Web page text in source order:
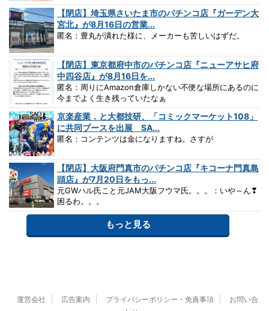
【閉店】埼玉県さいたま市のパチンコ店『ガーデン大
宮北』が8月16日の営業...
匿名：豊丸が潰れた様に、メーカーも苦しいはずだ。
【閉店】東京都府中市のパチンコ店『ニューアサヒ府
中四谷店』が8月16日を...
匿名：周りにAmazon倉庫しかない不便な場所にあるのに
今までよく生き残っていたなぁ
京楽産業．と大都技研、「コミックマーケット108」
に共同ブースを出展 SA...
匿名：コンテンツは金になりますね。さすが
【閉店】大阪府門真市のパチンコ店『キコーナ門真島
頭店』が7月20日をもっ...
元GWハル氏こと元JAM大阪フウマ氏。。。：いや～ん❣
困るわ。。。
もっと見る
運営会社 広告案内 プライバシーポリシー・免責事項
お問い合